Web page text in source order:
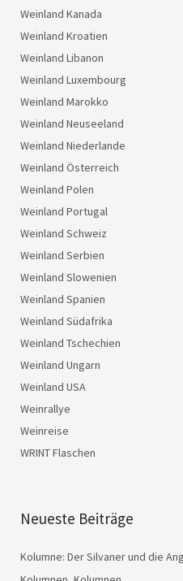
Weinland Kanada
Weinland Kroatien
Weinland Libanon
Weinland Luxembourg
Weinland Marokko
Weinland Neuseeland
Weinland Niederlande
Weinland Österreich
Weinland Polen
Weinland Portugal
Weinland Schweiz
Weinland Serbien
Weinland Slowenien
Weinland Spanien
Weinland Südafrika
Weinland Tschechien
Weinland Ungarn
Weinland USA
Weinrallye
Weinreise
WRINT Flaschen
Neueste Beiträge
Kolumne: Der Silvaner und die